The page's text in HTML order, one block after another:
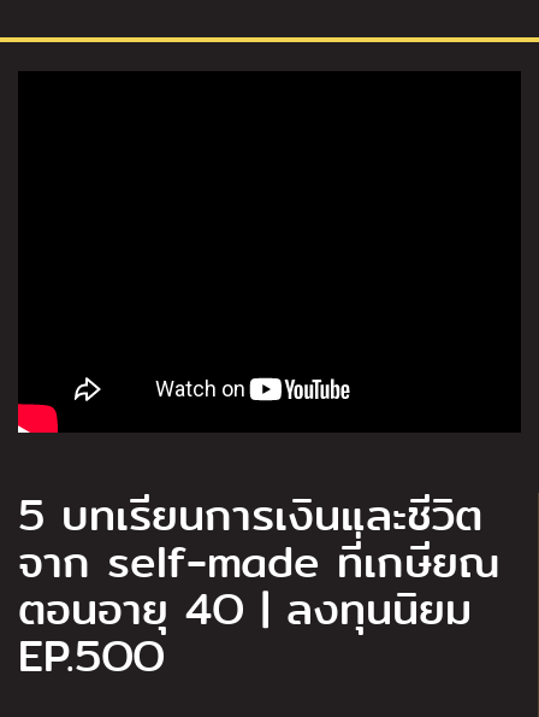
5 บทเรียนการเงินและชีวิต
จาก self-made ที่เกษียณ
ตอนอายุ 4O | ลงทุนนิยม
EP.5OO